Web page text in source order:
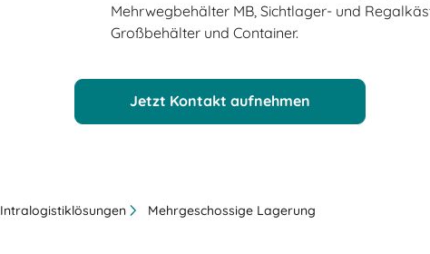
Mehrwegbehälter MB, Sichtlager- und
Großbehälter und Container.
Jetzt Kontakt aufnehmen
Intralogistiklösungen Mehrgeschossige Lagerung